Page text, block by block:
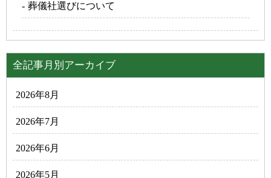
葬儀社選びについて
全記事月別アーカイブ
2026年8月
2026年7月
2026年6月
2026年5月